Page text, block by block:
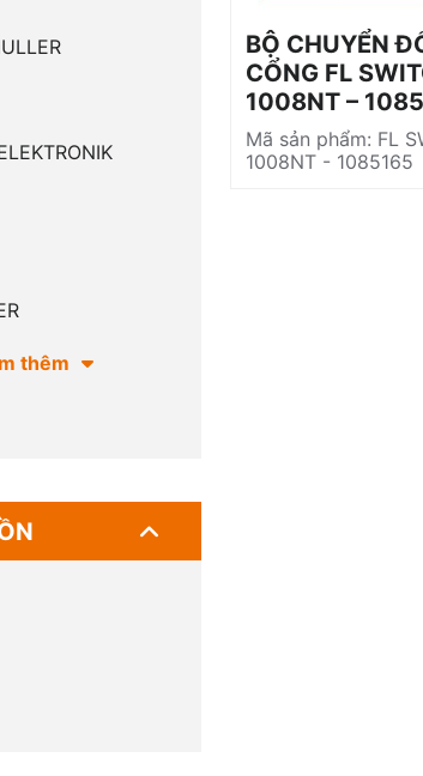
thêm
BỘ CHUYỂN
CỔNG FL
1008NT –
Mã sản phẩm: FL
1008NT - 1085165